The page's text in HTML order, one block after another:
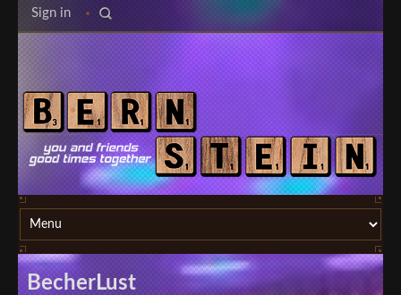
Sign in
BecherLust